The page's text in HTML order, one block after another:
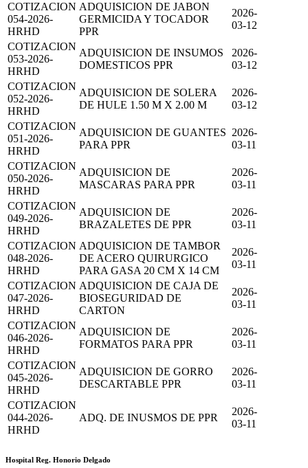
COTIZACION
054-2026-
HRHD
ADQUISICION DE JABON
GERMICIDA Y TOCADOR
PPR
2026-
03-12
COTIZACION
053-2026-
HRHD
ADQUISICION DE INSUMOS
DOMESTICOS PPR
2026-
03-12
COTIZACION
052-2026-
HRHD
ADQUISICION DE SOLERA
DE HULE 1.50 M X 2.00 M
2026-
03-12
COTIZACION
051-2026-
HRHD
ADQUISICION DE GUANTES
PARA PPR
2026-
03-11
COTIZACION
050-2026-
HRHD
ADQUISICION DE
MASCARAS PARA PPR
2026-
03-11
COTIZACION
049-2026-
HRHD
ADQUISICION DE
BRAZALETES DE PPR
2026-
03-11
COTIZACION
048-2026-
HRHD
ADQUISICION DE TAMBOR
DE ACERO QUIRURGICO
PARA GASA 20 CM X 14 CM
2026-
03-11
COTIZACION
047-2026-
HRHD
ADQUISICION DE CAJA DE
BIOSEGURIDAD DE
CARTON
2026-
03-11
COTIZACION
046-2026-
HRHD
ADQUISICION DE
FORMATOS PARA PPR
2026-
03-11
COTIZACION
045-2026-
HRHD
ADQUISICION DE GORRO
DESCARTABLE PPR
2026-
03-11
COTIZACION
044-2026-
HRHD
ADQ. DE INUSMOS DE PPR
2026-
03-11
Hospital Reg. Honorio Delgado